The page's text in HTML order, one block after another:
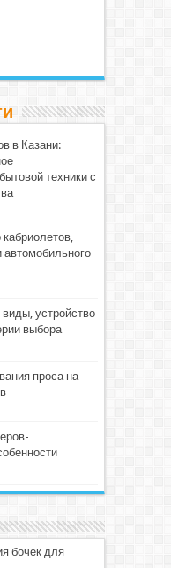
в Казани:
техники с
автомобильного
устройство
выбора
проса на
бочек для